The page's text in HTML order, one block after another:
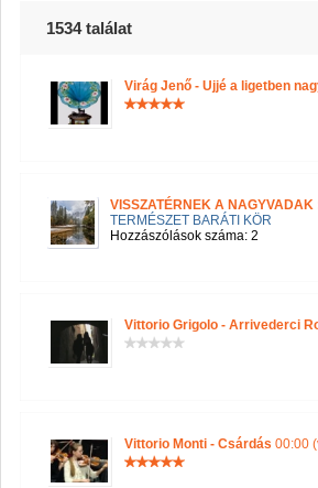
1534 találat
Virág Jenő - Ujjé a ligetben
VISSZATÉRNEK A
TERMÉSZET BARÁTI KÖR
Hozzászólások száma: 2
Vittorio Grigolo - Arrivederci
Vittorio Monti - Csárdás 00:00